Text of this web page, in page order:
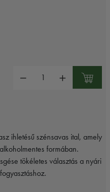
ihletésű szénsavas ital, amely
formában.
tökéletes választás a nyári